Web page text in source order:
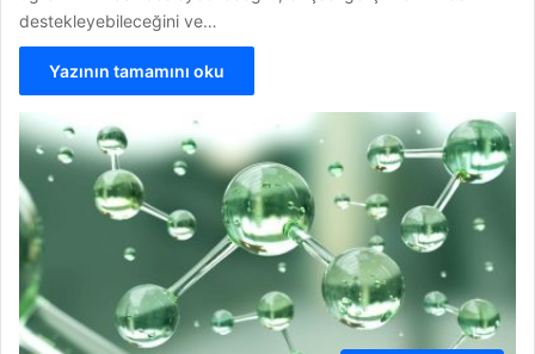
destekleyebileceğini ve…
Yazının tamamını oku